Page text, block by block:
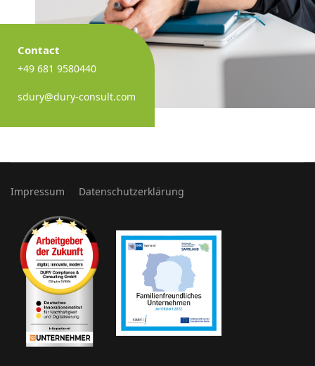
Contact
+49 681 9580440
sdury@dury-consult.com
Impressum Datenschutzerklärung